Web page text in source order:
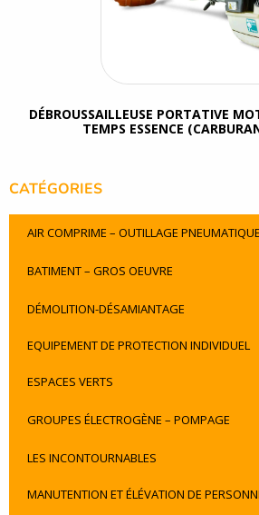
CATÉGORIES
AIR COMPRIME – OUTILLAGE
BATIMENT – GROS OEUVRE
DÉMOLITION-DÉSAMIANTAGE
EQUIPEMENT DE PROTECTION INDIVIDUEL
ESPACES VERTS
GROUPES ÉLECTROGÈNE – POMPAGE
LES INCONTOURNABLES
MANUTENTION ET ÉLÉVATION DE
DÉBROUSSAILLEUSE PORTATIVE
TEMPS ESSENCE